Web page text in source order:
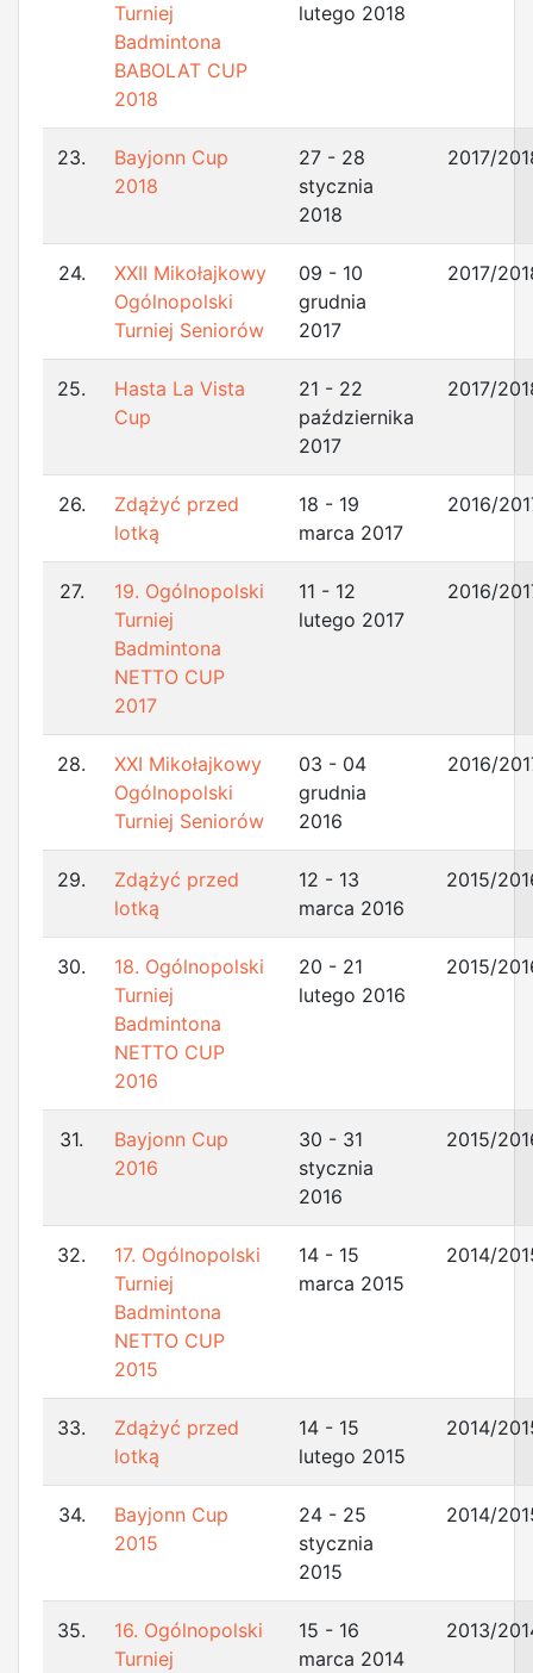
Turniej
Badmintona
BABOLAT CUP
2018
lutego 2018
23.
Bayjonn Cup
2018
27 - 28
stycznia
2018
2017/
24.
XXII Mikołajkowy
Ogólnopolski
Turniej Seniorów
09 - 10
grudnia
2017
2017/
25.
Hasta La Vista
Cup
21 - 22
października
2017
2017/
26.
Zdążyć przed
lotką
18 - 19
marca 2017
2016/
27.
19. Ogólnopolski
Turniej
Badmintona
NETTO CUP
2017
11 - 12
lutego 2017
2016/
28.
XXI Mikołajkowy
Ogólnopolski
Turniej Seniorów
03 - 04
grudnia
2016
2016/
29.
Zdążyć przed
lotką
12 - 13
marca 2016
2015/
30.
18. Ogólnopolski
Turniej
Badmintona
NETTO CUP
2016
20 - 21
lutego 2016
2015/
31.
Bayjonn Cup
2016
30 - 31
stycznia
2016
2015/
32.
17. Ogólnopolski
Turniej
Badmintona
NETTO CUP
2015
14 - 15
marca 2015
2014/
33.
Zdążyć przed
lotką
14 - 15
lutego 2015
2014/
34.
Bayjonn Cup
2015
24 - 25
stycznia
2015
2014/
35.
16. Ogólnopolski
Turniej
15 - 16
marca 2014
2013/